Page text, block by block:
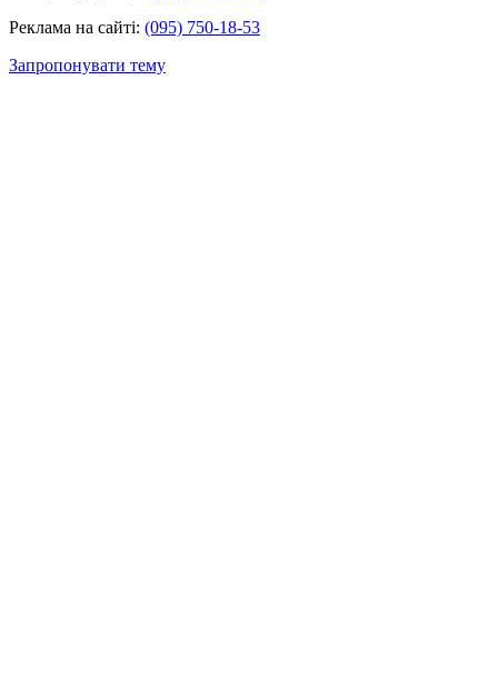
Реклама на сайті: (095) 750-18-53
Запропонувати тему